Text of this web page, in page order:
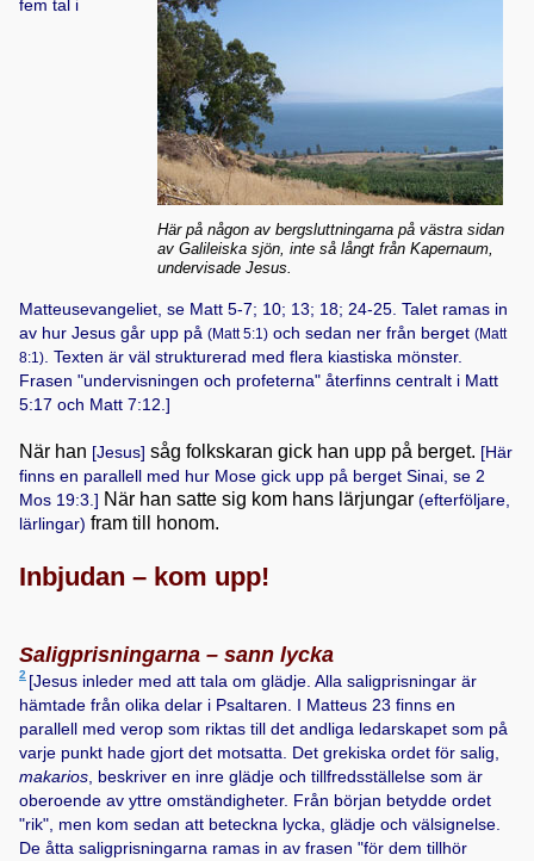
Här på någon av bergsluttningarna på västra sidan
av Galileiska sjön, inte så långt från Kapernaum,
undervisade Jesus.
fem tal i
Matteusevangeliet, se Matt 5-7; 10; 13; 18; 24-25. Talet ramas in
av hur Jesus går upp på ( Matt 5:1 ) och sedan ner från berget ( Matt
8:1 ). Texten är väl strukturerad med flera kiastiska mönster.
Frasen "undervisningen och profeterna" återfinns centralt i Matt
5:17 och Matt 7:12.]
När han [Jesus] såg folkskaran gick han upp på berget. [Här
finns en parallell med hur Mose gick upp på berget Sinai, se 2
Mos 19:3.] När han satte sig kom hans lärjungar (efterföljare,
lärlingar) fram till honom.
Inbjudan – kom upp!
Saligprisningarna – sann lycka
2 [Jesus inleder med att tala om glädje. Alla saligprisningar är
hämtade från olika delar i Psaltaren. I Matteus 23 finns en
parallell med verop som riktas till det andliga ledarskapet som på
varje punkt hade gjort det motsatta. Det grekiska ordet för salig,
makarios , beskriver en inre glädje och tillfredsställelse som är
oberoende av yttre omständigheter. Från början betydde ordet
"rik", men kom sedan att beteckna lycka, glädje och välsignelse.
De åtta saligprisningarna ramas in av frasen "för dem tillhör